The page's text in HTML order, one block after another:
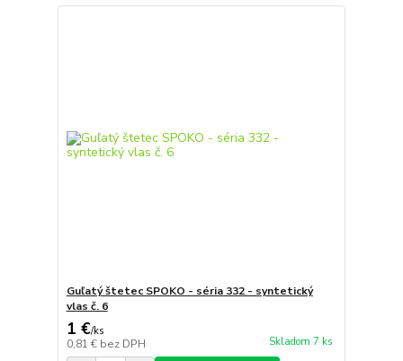
Guľatý štetec SPOKO - séria 332 - syntetický
vlas č. 6
1 €/ks
0,81 € bez DPH Skladom 7 ks